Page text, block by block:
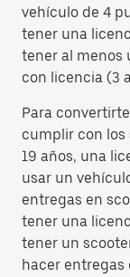
vehículo de 4
tener una
tener al menos
con licencia (3
Para
cumplir con los
19 años, una
usar un
entregas en
tener una
tener un
hacer entregas